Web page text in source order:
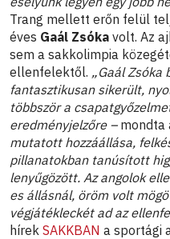
Trang mellett erőn felül
éves Gaál Zsóka volt. Az
sem a sakkolimpia
ellenfelektől. „Gaál Zsóka
fantasztikusan sikerült,
többször a
eredményjelzőre – mondta
mutatott hozzáállása,
pillanatokban tanúsított
lenyűgözött. Az angolok
es állásnál, öröm volt
végjátékleckét ad az
hírek SAKKBAN a sportági